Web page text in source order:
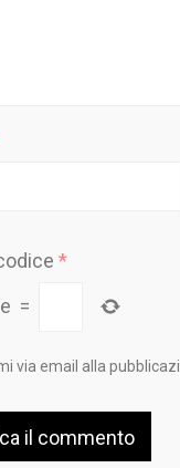
*
=
via email alla